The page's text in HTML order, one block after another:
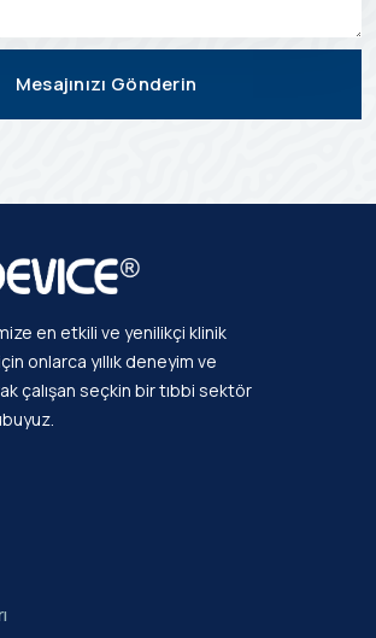
Mesajınızı Gönderin
en etkili ve yenilikçi klinik
onlarca yıllık deneyim ve
çalışan seçkin bir tıbbi sektör